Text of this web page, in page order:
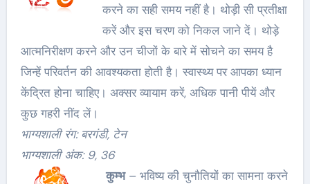
करने का सही समय नहीं है। थोड़ी सी प्रतीक्षा
करें और इस चरण को निकल जाने दें। थोड़े
आत्मनिरीक्षण करने और उन चीजों के बारे में सोचने का समय है
जिन्हें परिवर्तन की आवश्यकता होती है। स्वास्थ्य पर आपका ध्यान
केंद्रित होना चाहिए। अक्सर व्यायाम करें, अधिक पानी पीयें और
कुछ गहरी नींद लें।
भाग्यशाली रंग: बरगंडी, टेन
भाग्यशाली अंक: 9, 36
कुम्भ– भविष्य की चुनौतियों का सामना करने